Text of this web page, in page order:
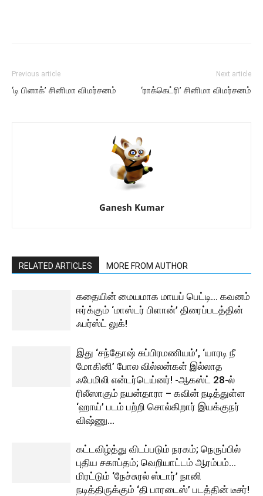
Previous article
‘டி பிளாக்’ சினிமா விமர்சனம்
Next article
‘ராக்கெட்ரி’ சினிமா விமர்சனம்
Ganesh Kumar
RELATED ARTICLES MORE FROM AUTHOR
கதையின் மையமாக மாயப் பெட்டி… கவனம்
ஈர்க்கும் ‘மாஸ்டர் பிளான்’ திரைப்படத்தின்
ஃபர்ஸ்ட் லுக்!
இது ‘சந்தோஷ் சுப்பிரமணியம்’, ‘யாரடி நீ
மோகினி’ போல வில்லன்கள் இல்லாத
ஃபேமிலி என்டர்டெய்னர்! -ஆகஸ்ட் 28-ல்
ரிலீஸாகும் நயன்தாரா – கவின் நடித்துள்ள
‘ஹாய்’ படம் பற்றி சொல்கிறார் இயக்குநர்
விஷ்ணு...
கட்டவிழ்த்து விடப்படும் நரகம்; நெருப்பில்
புதிய சகாப்தம்; வெறியாட்டம் ஆரம்பம்…
மிரட்டும் ‘நேச்சுரல் ஸ்டார்’ நானி
நடித்திருக்கும் ‘தி பாரடைஸ்’ படத்தின் டீசர்!